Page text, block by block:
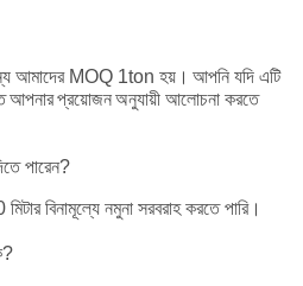
আমাদের MOQ 1ton হয়। আপনি যদি এটি
আপনারপ্রয়োজনঅনুযায়ী আলোচনা করতে
পারেন?
বিনামূল্যে নমুনা সরবরাহ করতে পারি।